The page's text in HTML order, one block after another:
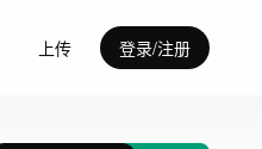
上传 登录/注册